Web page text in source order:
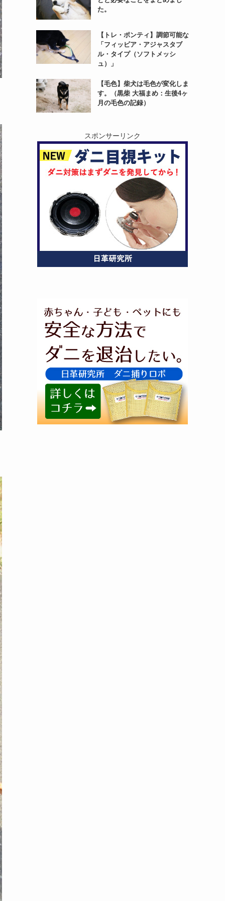
た。
【トレ・ポンティ】調節可能な
「フィッビア・アジャスタブ
ル・タイプ（ソフトメッシ
ュ）」
【毛色】柴犬は毛色が変化しま
す。（黒柴 大福まめ：生後4ヶ
月の毛色の記録）
スポンサーリンク